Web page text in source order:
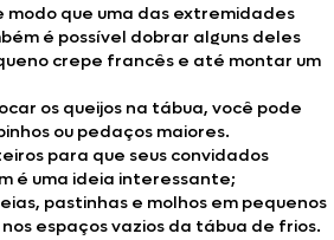
modo que uma das extremidades
é possível dobrar alguns deles
crepe francês e até montar um
os queijos na tábua, você pode
ou pedaços maiores.
para que seus convidados
é uma ideia interessante;
pastinhas e molhos em pequenos
espaços vazios da tábua de frios.